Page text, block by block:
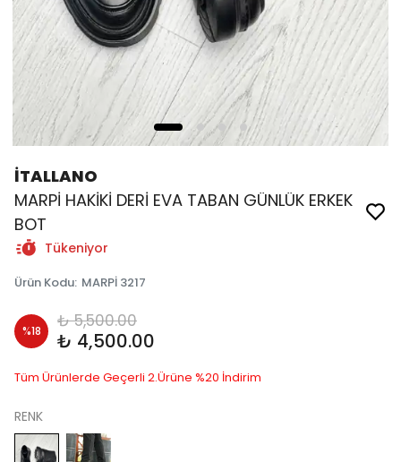
İTALLANO
MARPİ HAKİKİ DERİ EVA TABAN GÜNLÜK ERKEK
BOT
Tükeniyor
Ürün Kodu: MARPİ 3217
%18 ₺ 5,500.00
₺ 4,500.00
Tüm Ürünlerde Geçerli 2.Ürüne %20 İndirim
RENK